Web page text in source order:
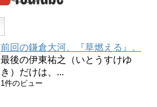
前回の鎌倉大河、『草燃える』。
最後の伊東祐之（いとうすけゆ
き）だけは、...
1件のビュー